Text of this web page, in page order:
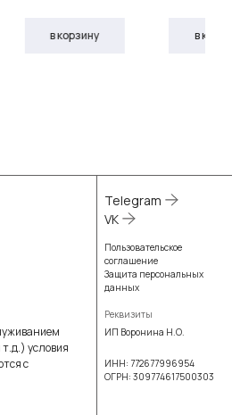
в корзину в
условия
с
Telegram
VK
Пользовательское
соглашение
Защита персональных
данных
Реквизиты
ИП Воронина Н.О.
ИНН: 772677996954
ОГРН: 309774617500303